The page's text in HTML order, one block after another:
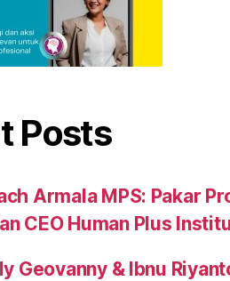
Posts
Armala MPS: Pakar
CEO Human Plus
Geovanny & Ibnu